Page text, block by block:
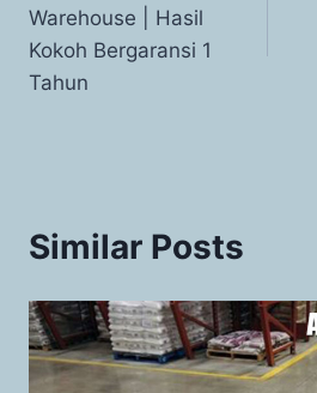
Warehouse | Hasil
Kokoh Bergaransi 1
Tahun
Similar Posts